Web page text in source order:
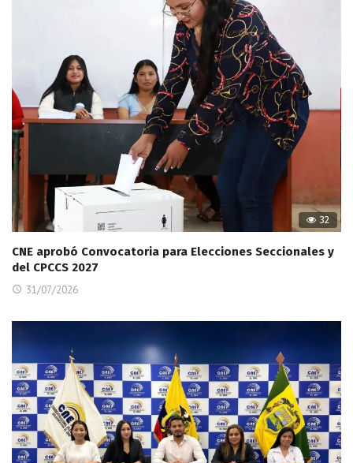
32
CNE aprobó Convocatoria para Elecciones Seccionales y
del CPCCS 2027
31/07/2026